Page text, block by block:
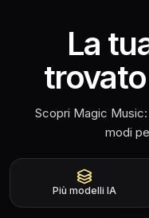
La
Scopri Magic Music:
modi
Più modelli IA